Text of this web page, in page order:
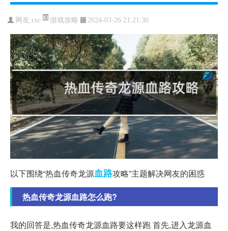
网友:rxc 游戏攻略 2024-03-26 21:21:30
以下围绕“热血传奇龙源血路攻略”主题解决网友的困惑
热血传奇龙源血路怎么跑?
我的回答是,热血传奇龙源血路要这样跑 首先,进入龙源血